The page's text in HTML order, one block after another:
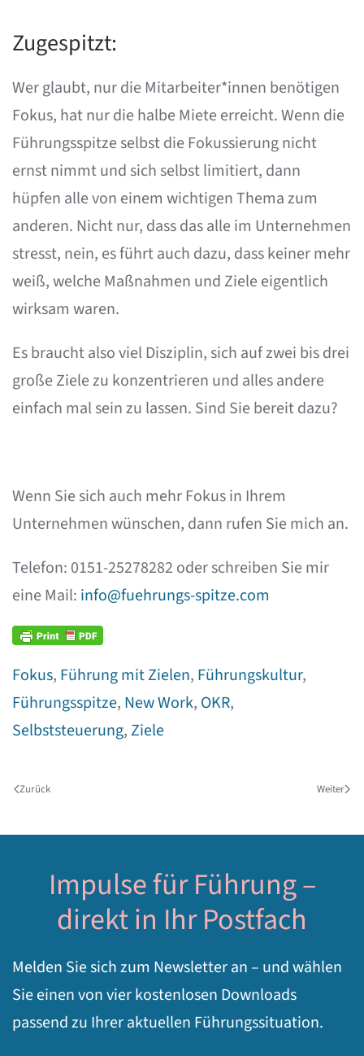
Zugespitzt:
Wer glaubt, nur die Mitarbeiter*innen benötigen
Fokus, hat nur die halbe Miete erreicht. Wenn die
Führungsspitze selbst die Fokussierung nicht
ernst nimmt und sich selbst limitiert, dann
hüpfen alle von einem wichtigen Thema zum
anderen. Nicht nur, dass das alle im Unternehmen
stresst, nein, es führt auch dazu, dass keiner mehr
weiß, welche Maßnahmen und Ziele eigentlich
wirksam waren.
Es braucht also viel Disziplin, sich auf zwei bis drei
große Ziele zu konzentrieren und alles andere
einfach mal sein zu lassen. Sind Sie bereit dazu?
Wenn Sie sich auch mehr Fokus in Ihrem
Unternehmen wünschen, dann rufen Sie mich an.
Telefon: 0151-25278282 oder schreiben Sie mir
eine Mail: info@fuehrungs-spitze.com
Fokus, Führung mit Zielen, Führungskultur,
Führungsspitze, New Work, OKR,
Selbststeuerung, Ziele
Zurück Weiter
Impulse für Führung –
direkt in Ihr Postfach
Melden Sie sich zum Newsletter an – und wählen
Sie einen von vier kostenlosen Downloads
passend zu Ihrer aktuellen Führungssituation.